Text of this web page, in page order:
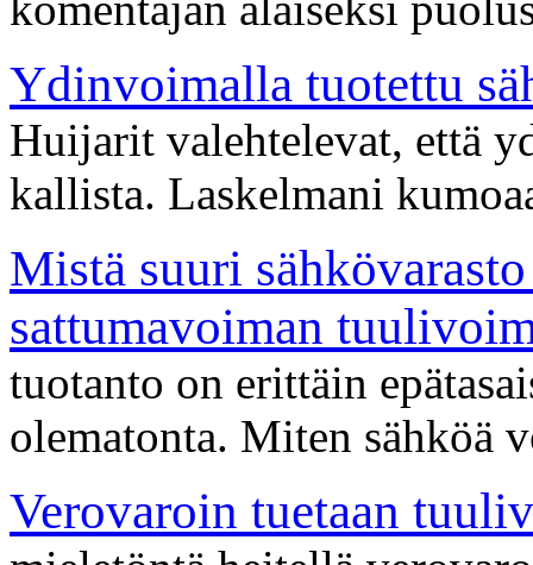
Ydinvoimalla tuotettu
Huijarit valehtelevat, että
kallista. Laskelmani
Mistä suuri
sattumavoiman
tuotanto on erittäin
olematonta. Miten sähköä
Verovaroin tuetaan